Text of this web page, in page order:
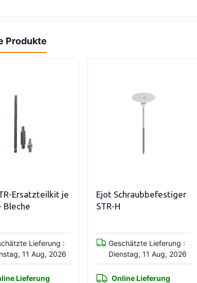
Produkte
den Warenkorb
Ersatzteilkit je
Bleche
Lieferung :
11 Aug, 2026
Lieferung
Ejot Schraubbefestiger
STR-H
Geschätzte Lieferung :
Dienstag, 11 Aug, 2026
Online Lieferung